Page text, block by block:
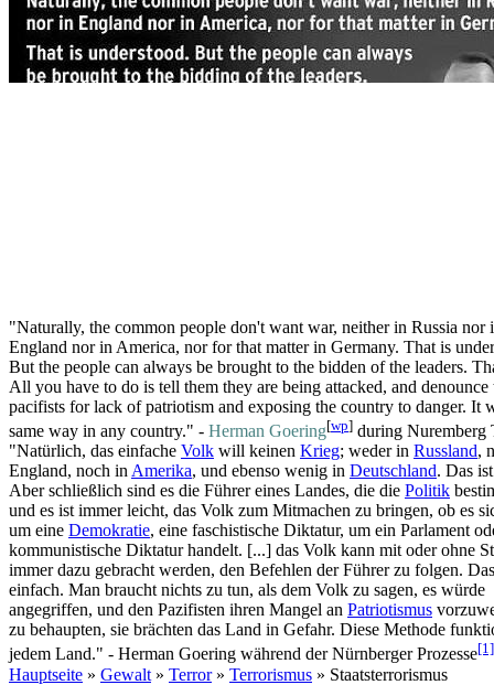
"Naturally, the common people don't want war, neither in Russia nor
England nor in America, nor for that matter in Germany. That is
But the people can always be brought to the bidden of the leaders.
All you have to do is tell them they are being attacked, and denounce
pacifists for lack of patriotism and exposing the country to danger. It
same way in any country.‎" - Herman Goering[wp] during Nuremberg
"Natürlich, das einfache Volk will keinen Krieg; weder in Russland,
England, noch in Amerika, und ebenso wenig in Deutschland. Das
Aber schließlich sind es die Führer eines Landes, die die Politik
und es ist immer leicht, das Volk zum Mitmachen zu bringen, ob es
um eine Demokratie, eine faschistische Diktatur, um ein Parlament
kommunistische Diktatur handelt. [...] das Volk kann mit oder ohne
immer dazu gebracht werden, den Befehlen der Führer zu folgen.
einfach. Man braucht nichts zu tun, als dem Volk zu sagen, es würde
angegriffen, und den Pazifisten ihren Mangel an Patriotismus
zu behaupten, sie brächten das Land in Gefahr. Diese Methode
jedem Land." - Herman Goering während der Nürnberger Prozesse[1]
Hauptseite » Gewalt » Terror» Terrorismus » Staatsterrorismus